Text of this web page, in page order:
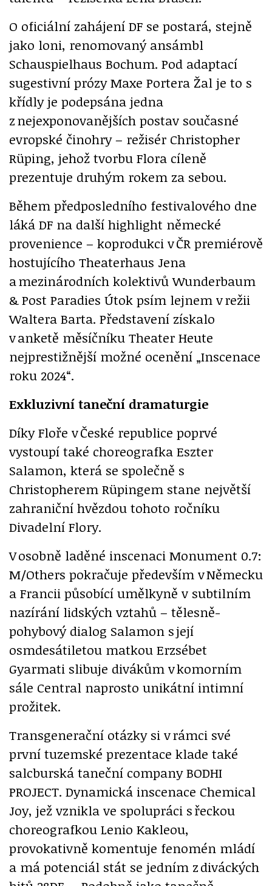
O oficiální zahájení DF se postará, stejně
jako loni, renomovaný ansámbl
Schauspielhaus Bochum. Pod adaptací
sugestivní prózy Maxe Portera Žal je to s
křídly je podepsána jedna
z nejexponovanějších postav současné
evropské činohry – režisér Christopher
Rüping, jehož tvorbu Flora cíleně
prezentuje druhým rokem za sebou.
Během předposledního festivalového dne
láká DF na další highlight německé
provenience – koprodukci v ČR premiérově
hostujícího Theaterhaus Jena
a mezinárodních kolektivů Wunderbaum
& Post Paradies Útok psím lejnem v režii
Waltera Barta. Představení získalo
v anketě měsíčníku Theater Heute
nejprestižnější možné ocenění „Inscenace
roku 2024“.
Exkluzivní taneční dramaturgie
Díky Floře v České republice poprvé
vystoupí také choreografka Eszter
Salamon, která se společně s
Christopherem Rüpingem stane největší
zahraniční hvězdou tohoto ročníku
Divadelní Flory.
V osobně laděné inscenaci Monument 0.7:
M/Others pokračuje především v Německu
a Francii působící umělkyně v subtilním
nazírání lidských vztahů – tělesně-
pohybový dialog Salamon s její
osmdesátiletou matkou Erzsébet
Gyarmati slibuje divákům v komorním
sále Central naprosto unikátní intimní
prožitek.
Transgenerační otázky si v rámci své
první tuzemské prezentace klade také
salcburská taneční company BODHI
PROJECT. Dynamická inscenace Chemical
Joy, jež vznikla ve spolupráci s řeckou
choreografkou Lenio Kakleou,
provokativně komentuje fenomén mládí
a má potenciál stát se jedním z diváckých